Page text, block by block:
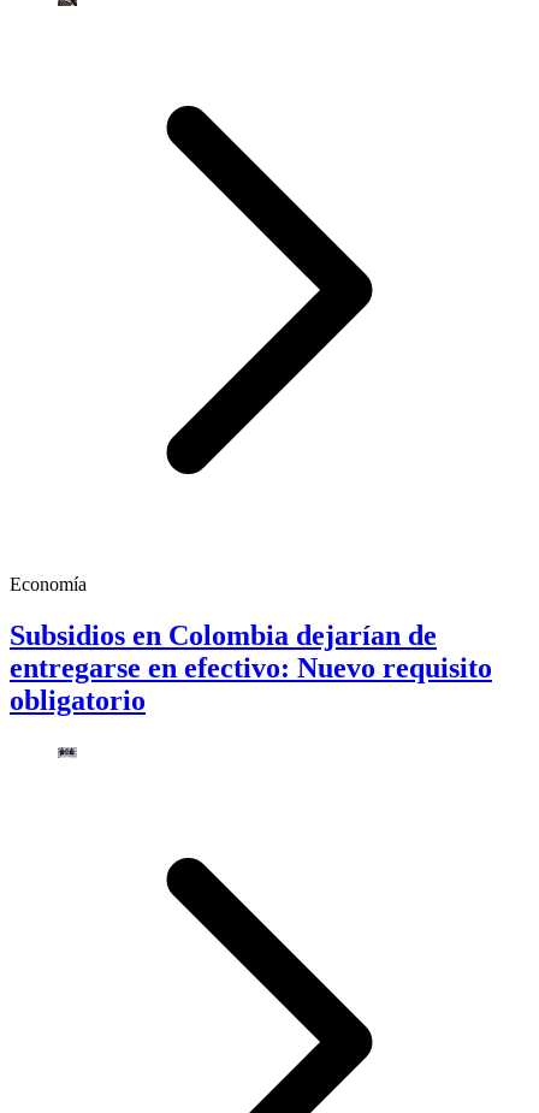
Economía
Subsidios en Colombia dejarían de
entregarse en efectivo: Nuevo requisito
obligatorio